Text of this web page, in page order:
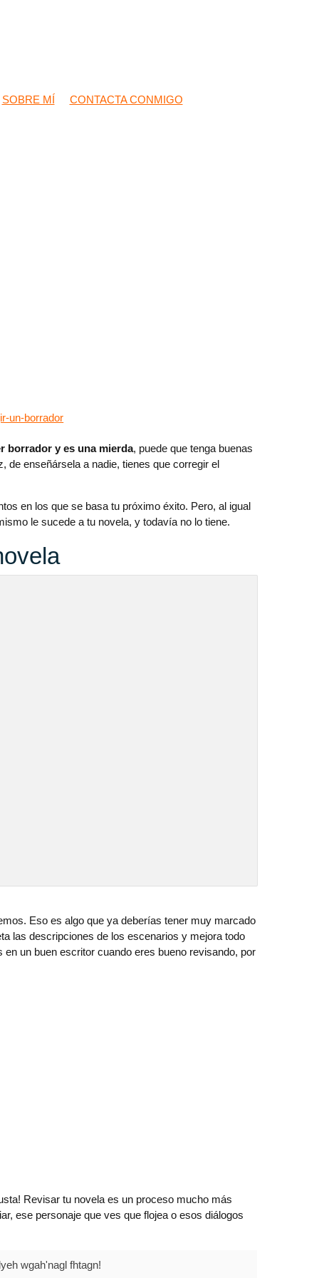
SOBRE MÍ CONTACTA CONMIGO
un-borrador
borrador y es una mierda, puede que tenga buenas
de enseñársela a nadie, tienes que corregir el
en los que se basa tu próximo éxito. Pero, al igual
le sucede a tu novela, y todavía no lo tiene.
Eso es algo que ya deberías tener muy marcado
las descripciones de los escenarios y mejora todo
un buen escritor cuando eres bueno revisando, por
Revisar tu novela es un proceso mucho más
ese personaje que ves que flojea o esos diálogos
wgah'nagl fhtagn!